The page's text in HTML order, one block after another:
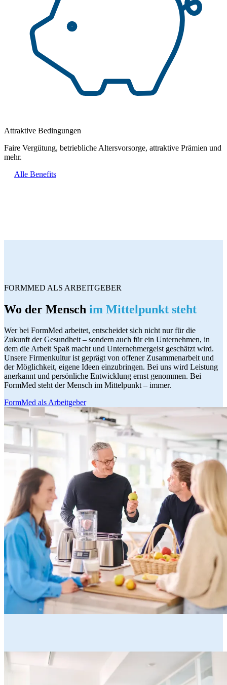
Attraktive Bedingungen
Faire Vergütung, betriebliche Altersvorsorge, attraktive Prämien und
mehr.
Alle Benefits
FORMMED ALS ARBEITGEBER
Wo der Mensch im Mittelpunkt steht
Wer bei FormMed arbeitet, entscheidet sich nicht nur für die
Zukunft der Gesundheit – sondern auch für ein Unternehmen, in
dem die Arbeit Spaß macht und Unternehmergeist geschätzt wird.
Unsere Firmenkultur ist geprägt von offener Zusammenarbeit und
der Möglichkeit, eigene Ideen einzubringen. Bei uns wird Leistung
anerkannt und persönliche Entwicklung ernst genommen. Bei
FormMed steht der Mensch im Mittelpunkt – immer.
FormMed als Arbeitgeber